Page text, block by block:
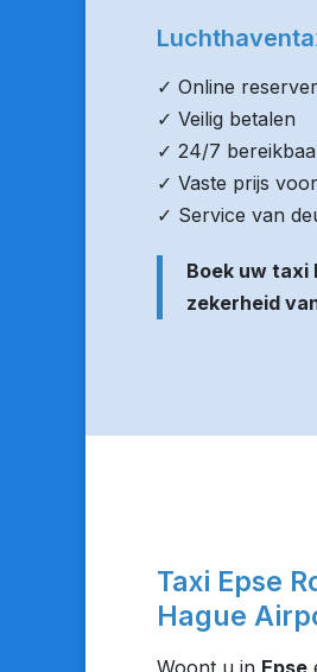
✓ Online
✓ Veilig betalen
✓ 24/7
✓ Vaste prijs
✓ Service van
Boek uw taxi
zekerheid
Taxi Epse
Hague
Woont u in Epse